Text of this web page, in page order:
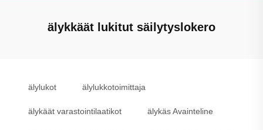
älykkäät lukitut säilytyslokero
älylukot älylukkotoimittaja
älykäät varastointilaatikot älykäs Avainteline